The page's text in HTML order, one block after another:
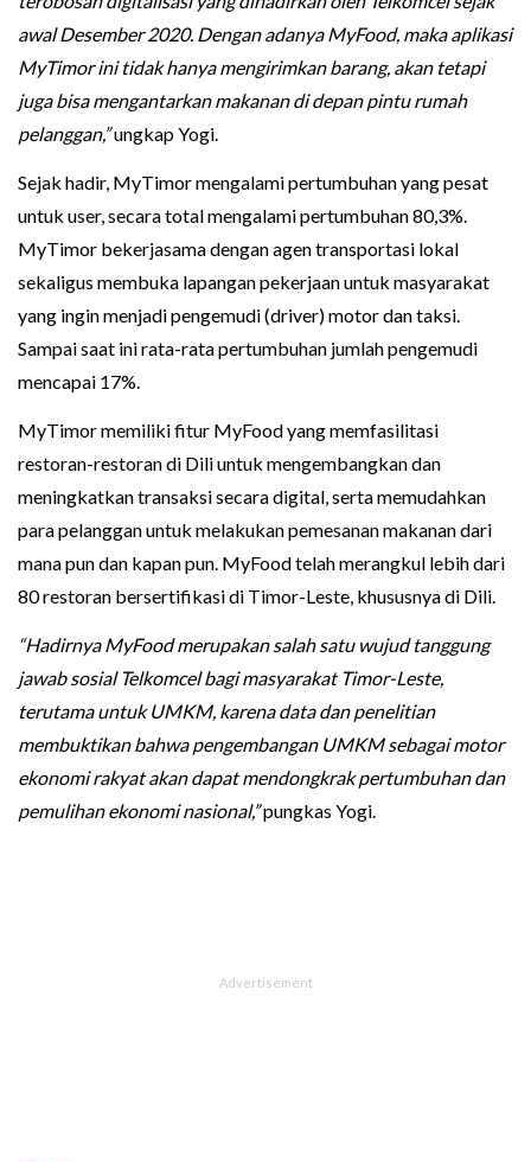
awal Desember 2020. Dengan adanya MyFood, maka aplikasi
MyTimor ini tidak hanya mengirimkan barang, akan tetapi
juga bisa mengantarkan makanan di depan pintu rumah
pelanggan,”ungkap Yogi.
Sejak hadir, MyTimor mengalami pertumbuhan yang pesat
untuk user, secara total mengalami pertumbuhan 80,3%.
MyTimor bekerjasama dengan agen transportasi lokal
sekaligus membuka lapangan pekerjaan untuk masyarakat
yang ingin menjadi pengemudi (driver) motor dan taksi.
Sampai saat ini rata-rata pertumbuhan jumlah pengemudi
mencapai 17%.
MyTimor memiliki fitur MyFood yang memfasilitasi
restoran-restoran di Dili untuk mengembangkan dan
meningkatkan transaksi secara digital, serta memudahkan
para pelanggan untuk melakukan pemesanan makanan dari
mana pun dan kapan pun. MyFood telah merangkul lebih dari
80 restoran bersertifikasi di Timor-Leste, khususnya di Dili.
“Hadirnya MyFood merupakan salah satu wujud tanggung
jawab sosial Telkomcel bagi masyarakat Timor-Leste,
terutama untuk UMKM, karena data dan penelitian
membuktikan bahwa pengembangan UMKM sebagai motor
ekonomi rakyat akan dapat mendongkrak pertumbuhan dan
pemulihan ekonomi nasional,”pungkas Yogi.